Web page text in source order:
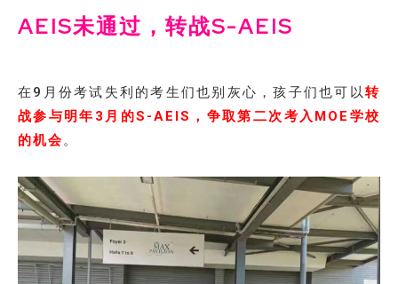
AEIS未通过，转战S-AEIS
在9月份考试失利的考生们也别灰心，孩子们也可以转
战参与明年3月的S-AEIS，争取第二次考入MOE学校
的机会。